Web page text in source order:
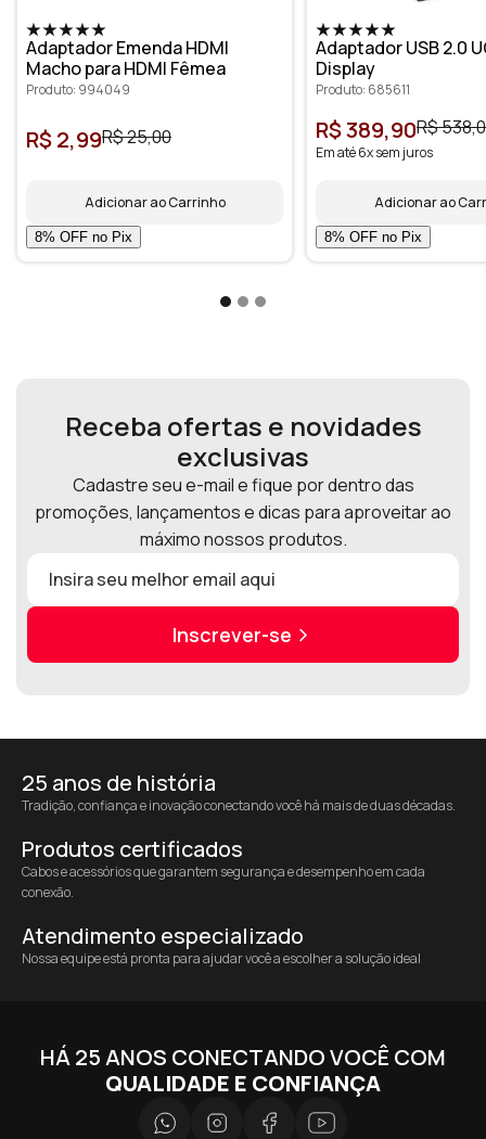
Adaptador Emenda HDMI
Macho para HDMI Fêmea
Produto: 994049
R$ 2,99R$ 25,00
Adicionar ao Carrinho
Adaptador USB 2.0
Display
Produto: 685611
R$ 389,90R$
Em até 6x sem juros
Adicionar ao
Receba ofertas e novidades
exclusivas
Cadastre seu e-mail e fique por dentro das
promoções, lançamentos e dicas para aproveitar ao
máximo nossos produtos.
Inscrever-se
25 anos de história
Tradição, confiança e inovação conectando você há mais de duas décadas.
Produtos certificados
Cabos e acessórios que garantem segurança e desempenho em cada
conexão.
Atendimento especializado
Nossa equipe está pronta para ajudar você a escolher a solução ideal
HÁ 25 ANOS CONECTANDO VOCÊ COM
QUALIDADE E CONFIANÇA